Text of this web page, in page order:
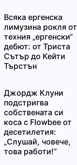
Всяка ергенска
лимузина рокля от
техния „ергенски“
дебют: от Триста
Сътър до Кейти
Търстън
Джордж Клуни
подстригва
собствената си
коса с Flowbee от
десетилетия:
„Слушай, човече,
това работи!“